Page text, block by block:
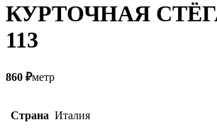
КУРТОЧНАЯ
113
860 ₽метр
Страна Италия